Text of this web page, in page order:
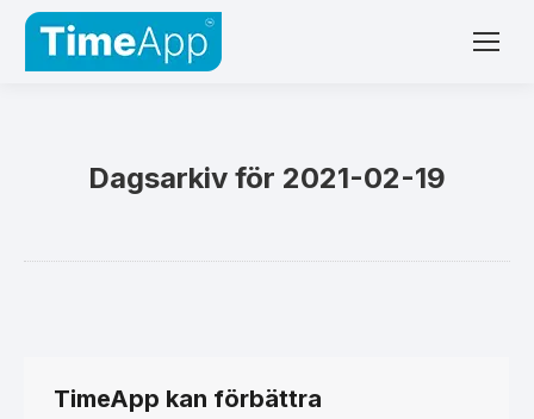
Dagsarkiv för 2021-02-19
TimeApp kan förbättra